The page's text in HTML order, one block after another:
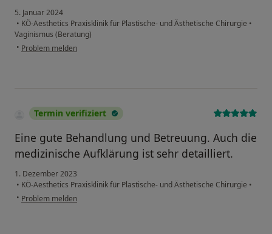
5. Januar 2024
• KÖ-Aesthetics Praxisklinik für Plastische- und Ästhetische Chirurgie •
Vaginismus (Beratung)
• Problem melden
Termin verifiziert
Eine gute Behandlung und Betreuung. Auch die
medizinische Aufklärung ist sehr detailliert.
1. Dezember 2023
• KÖ-Aesthetics Praxisklinik für Plastische- und Ästhetische Chirurgie •
• Problem melden